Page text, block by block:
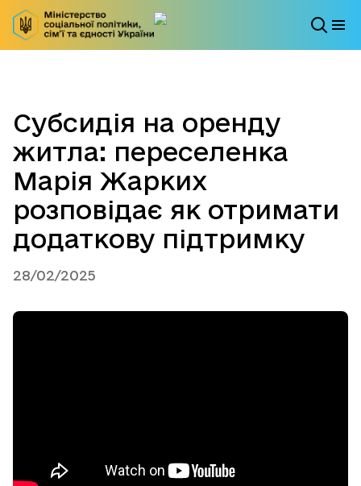
Субсидія на оренду
житла: переселенка
Марія Жарких
розповідає як отримати
додаткову підтримку
28/02/2025